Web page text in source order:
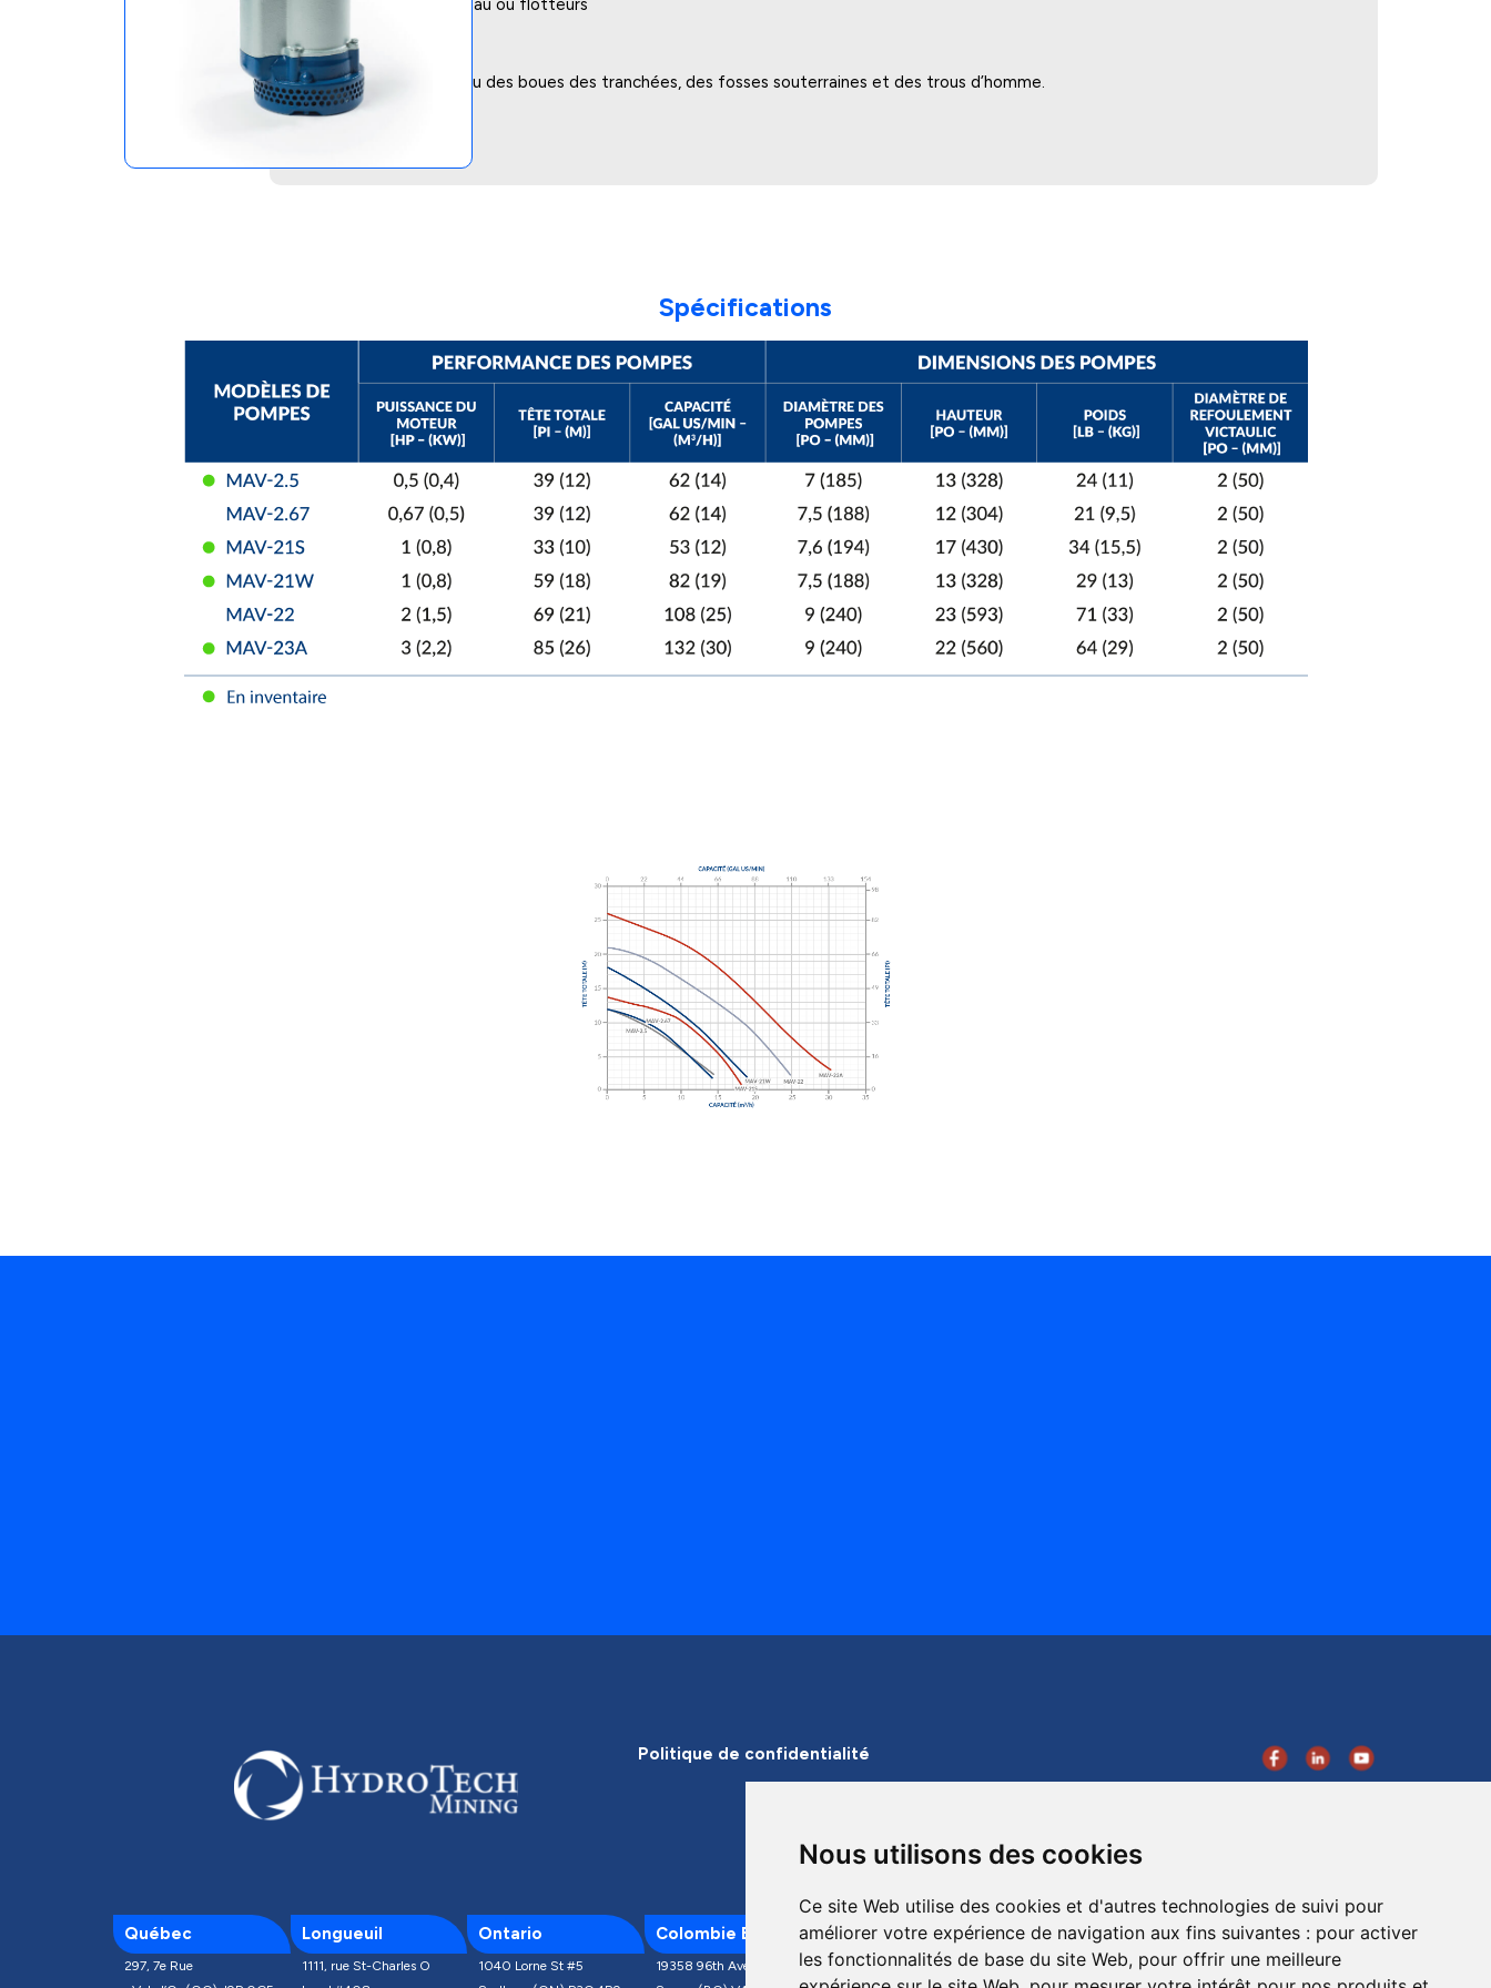
Nous utilisons des cookies
Ce site Web utilise des cookies et d'autres technologies de suivi pour
améliorer votre expérience de navigation aux fins suivantes : pour activer
les fonctionnalités de base du site Web, pour offrir une meilleure
Capteur de niveau ou flotteurs
Applications
Pour l’extraction de l’eau ou des boues des tranchées, des fosses souterraines et des trous d’homme.
Spécifications
Politique de confidentialité
Québec
297, 7e Rue
Longueuil
1111, rue St-Charles O
Ontario
1040 Lorne St #5
Colombie Britannique
19358 96th Ave., Unit #300
Mexique
Av. de las Industrias 5300
Plan du site
Entreprise